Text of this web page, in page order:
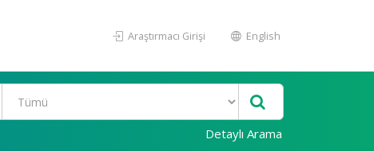
Araştırmacı Girişi English
Detaylı Arama